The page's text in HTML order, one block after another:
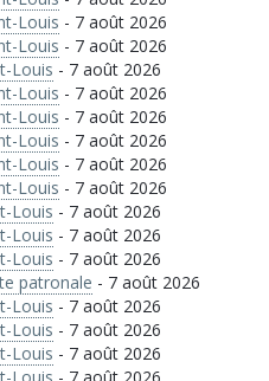
Louis - 7 août 2026
Louis - 7 août 2026
Louis - 7 août 2026
Louis - 7 août 2026
Louis - 7 août 2026
Louis - 7 août 2026
Louis - 7 août 2026
Louis - 7 août 2026
Louis - 7 août 2026
Louis - 7 août 2026
Louis - 7 août 2026
patronale - 7 août 2026
Louis - 7 août 2026
Louis - 7 août 2026
Louis - 7 août 2026